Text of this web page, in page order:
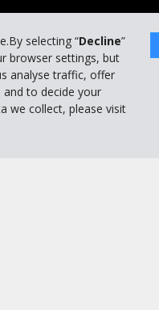
selecting “Decline”
browser settings, but
analyse traffic, offer
to decide your
we collect, please visit